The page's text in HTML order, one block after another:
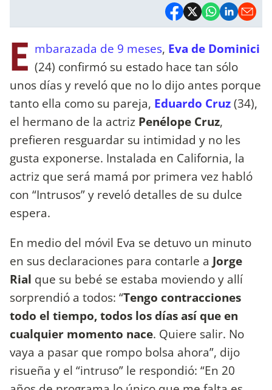
E mbarazada de 9 meses, Eva de Dominici
(24) confirmó su estado hace tan sólo
unos días y reveló que no lo dijo antes porque
tanto ella como su pareja, Eduardo Cruz(34),
el hermano de la actriz Penélope Cruz,
prefieren resguardar su intimidad y no les
gusta exponerse. Instalada en California, la
actriz que será mamá por primera vez habló
con “Intrusos” y reveló detalles de su dulce
espera.
En medio del móvil Eva se detuvo un minuto
en sus declaraciones para contarle a Jorge
Rial que su bebé se estaba moviendo y allí
sorprendió a todos: “Tengo contracciones
todo el tiempo, todos los días así que en
cualquier momento nace. Quiere salir. No
vaya a pasar que rompo bolsa ahora”, dijo
risueña y el “intruso” le respondió: “En 20